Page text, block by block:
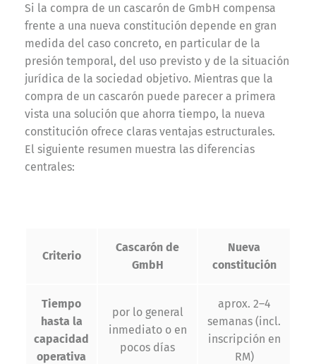
Si la compra de un cascarón de GmbH compensa
frente a una nueva constitución depende en gran
medida del caso concreto, en particular de la
presión temporal, del uso previsto y de la situación
jurídica de la sociedad objetivo. Mientras que la
compra de un cascarón puede parecer a primera
vista una solución que ahorra tiempo, la nueva
constitución ofrece claras ventajas estructurales.
El siguiente resumen muestra las diferencias
centrales:
Criterio
Cascarón de
GmbH
Nueva
constitución
Tiempo
hasta la
capacidad
operativa
por lo general
inmediato o en
pocos días
aprox. 2–4
semanas (incl.
inscripción en
RM)